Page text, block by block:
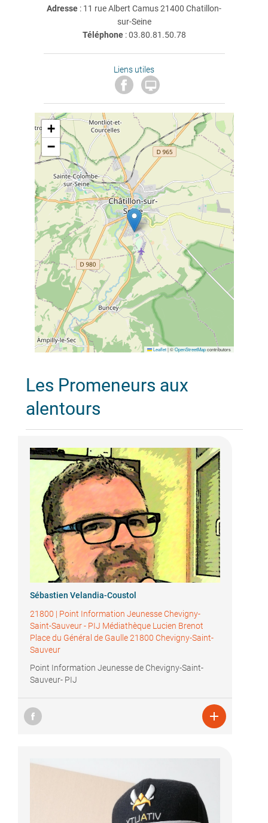
Adresse : 11 rue Albert Camus 21400 Chatillon-
sur-Seine
Téléphone:03.80.81.50.78
Liens utiles

+
−
Leaflet |©OpenStreetMapcontributors
Les Promeneurs aux
alentours
Sébastien Velandia-Coustol
21800 | Point Information Jeunesse Chevigny-
Saint-Sauveur - PIJ Médiathèque Lucien Brenot
Place du Général de Gaulle 21800 Chevigny-Saint-
Sauveur
Point Information Jeunesse de Chevigny-Saint-
Sauveur- PIJ
